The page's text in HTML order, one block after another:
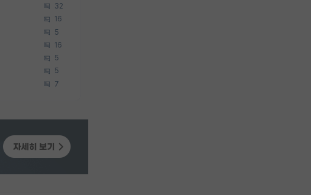
32
16
5
16
5
5
7